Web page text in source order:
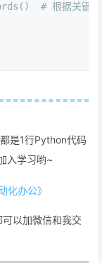
# 根据关键词
是1行Python代码
入学习哟~
化办公》
以加微信和我交